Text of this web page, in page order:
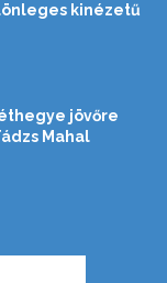
kinézetű
jövőre
Mahal